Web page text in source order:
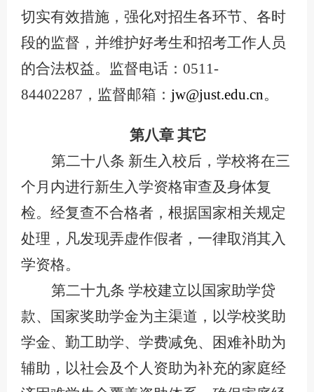
切实有效措施，强化对招生各环节、各时
段的监督，并维护好考生和招考工作人员
的合法权益。监督电话： 0511-
84402287，监督邮箱： jw@just.edu.cn。
第八章 其它
第二十八条 新生入校后，学校将在三
个月内进行新生入学资格审查及身体复
检。经复查不合格者，根据国家相关规定
处理，凡发现弄虚作假者，一律取消其入
学资格。
第二十九条 学校建立以国家助学贷
款、国家奖助学金为主渠道，以学校奖助
学金、勤工助学、学费减免、困难补助为
辅助，以社会及个人资助为补充的家庭经